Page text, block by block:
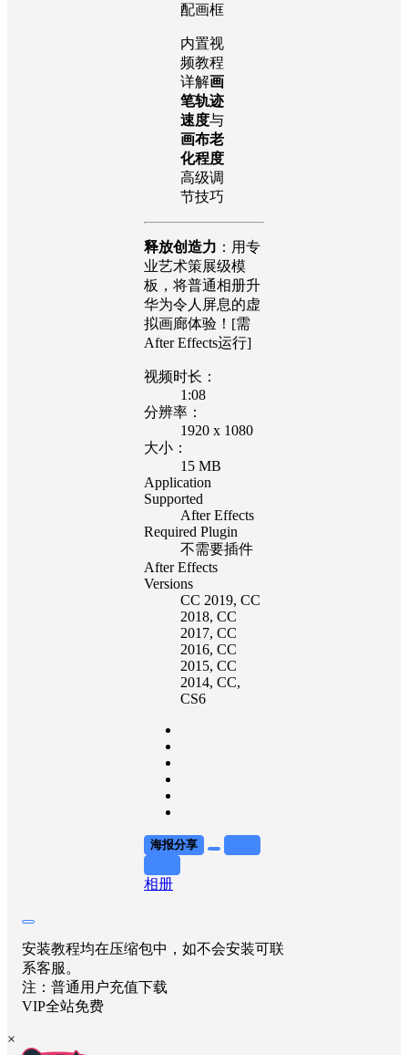
配画框
内置视
频教程
详解画
笔轨迹
速度与
画布老
化程度
高级调
节技巧
释放创造力 ：用专
业艺术策展级模
板，将普通相册升
华为令人屏息的虚
拟画廊体验！[需
After Effects运行]
视频时长：
1:08
分辨率：
1920 x 1080
大小：
15 MB
Application
Supported
After Effects
Required Plugin
不需要插件
After Effects
Versions
CC 2019, CC
2018, CC
2017, CC
2016, CC
2015, CC
2014, CC,
CS6
海报分享
相册
安装教程均在压缩包中，如不会安装可联
系客服。
注：普通用户充值下载
VIP全站免费
×